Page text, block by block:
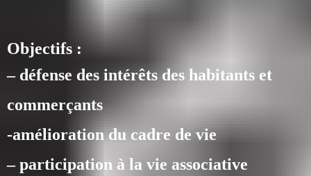
Objectifs :
– défense des intérêts des habitants et
commerçants
-amélioration du cadre de vie
– participation à la vie associative